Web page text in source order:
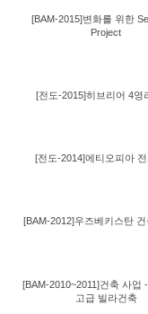
[BAM-2015]변화를 위한
Project
[전도-2015]히브리어 4영
[전도-2014]에티오피아
[BAM-2012]우즈베키스탄 건
[BAM-2010~2011]건축 사업
고급 빌라건축